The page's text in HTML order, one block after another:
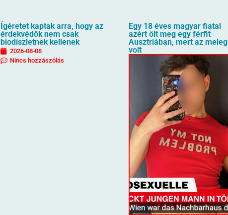
Ígéretet kaptak arra, hogy az
érdekvédők nem csak
biodíszletnek kellenek
2026-08-08
Nincs hozzászólás
Egy 18 éves magyar fiatal
azért ölt meg egy férfit
Ausztriában, mert az meleg
volt